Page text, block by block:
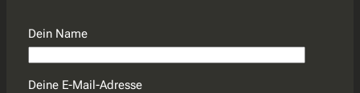
Dein Name
Deine E-Mail-Adresse